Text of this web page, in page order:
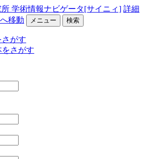
学術情報ナビゲータ[サイニィ] 詳細
移動 メニュー 検索
がす
さがす